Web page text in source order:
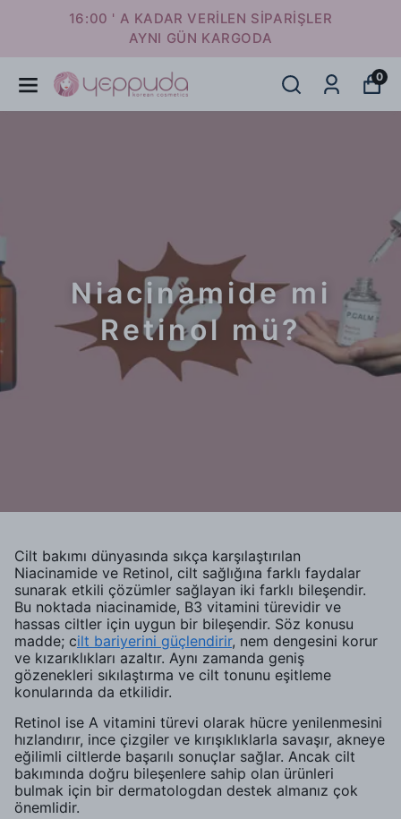
16:00 ' A KADAR VERİLEN SİPARİŞLER
AYNI GÜN KARGODA
0
Niacinamide mi
Retinol mü?
Cilt bakımı dünyasında sıkça karşılaştırılan
Niacinamide ve Retinol, cilt sağlığına farklı faydalar
sunarak etkili çözümler sağlayan iki farklı bileşendir.
Bu noktada niacinamide, B3 vitamini türevidir ve
hassas ciltler için uygun bir bileşendir. Söz konusu
madde; cilt bariyerini güçlendirir, nem dengesini korur
ve kızarıklıkları azaltır. Aynı zamanda geniş
gözenekleri sıkılaştırma ve cilt tonunu eşitleme
konularında da etkilidir.
Retinol ise A vitamini türevi olarak hücre yenilenmesini
hızlandırır, ince çizgiler ve kırışıklıklarla savaşır, akneye
eğilimli ciltlerde başarılı sonuçlar sağlar. Ancak cilt
bakımında doğru bileşenlere sahip olan ürünleri
bulmak için bir dermatologdan destek almanız çok
önemlidir.